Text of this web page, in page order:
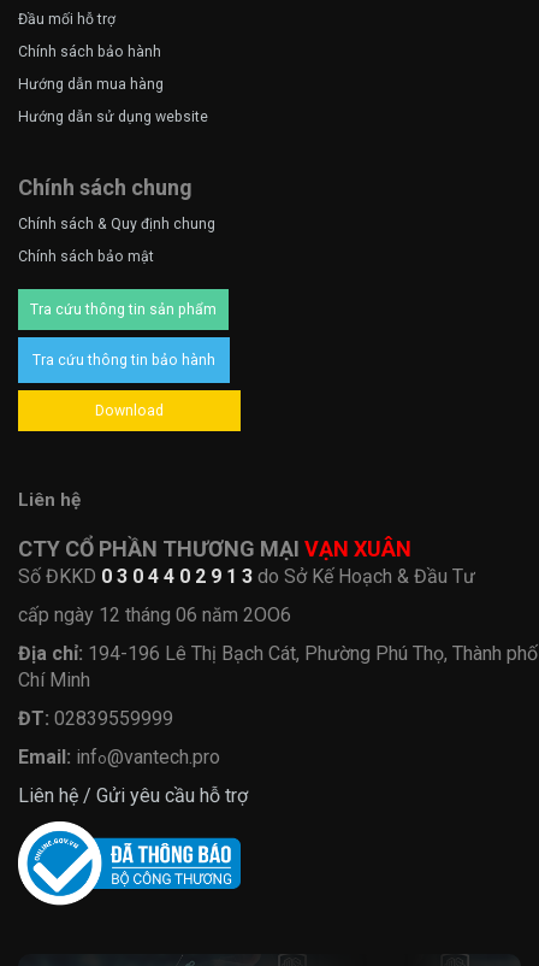
Đầu mối hỗ trợ
Chính sách bảo hành
Hướng dẫn mua hàng
Hướng dẫn sử dụng website
Chính sách chung
Chính sách & Quy định chung
Chính sách bảo mật
Tra cứu thông tin sản phẩm
Tra cứu thông tin bảo hành
Download
Liên hệ
CTY CỔ PHẦN THƯƠNG MẠI VẠN XUÂN
Số ĐKKD 0 3 0 4 4 0 2 9 1 3 do Sở Kế Hoạch & Đầu Tư
cấp ngày 12 tháng 06 năm 2OO6
Địa chỉ: 194-196 Lê Thị Bạch Cát, Phường Phú Thọ, Thành
Chí Minh
ĐT: 02839559999
Email: info@vantech.pro
Liên hệ / Gửi yêu cầu hỗ trợ